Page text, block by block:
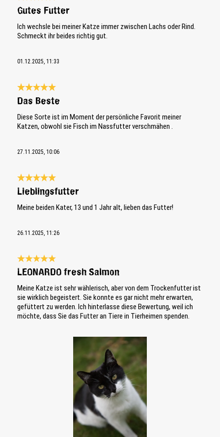
Bewertung mit 5 von 5 Sternen
Gutes Futter
Ich wechsle bei meiner Katze immer zwischen Lachs oder Rind.
Schmeckt ihr beides richtig gut.
01.12.2025, 11:33
Bewertung mit 5 von 5 Sternen
Das Beste
Diese Sorte ist im Moment der persönliche Favorit meiner
Katzen, obwohl sie Fisch im Nassfutter verschmähen .
27.11.2025, 10:06
Bewertung mit 5 von 5 Sternen
Lieblingsfutter
Meine beiden Kater, 13 und 1 Jahr alt, lieben das Futter!
26.11.2025, 11:26
Bewertung mit 5 von 5 Sternen
LEONARDO fresh Salmon
Meine Katze ist sehr wählerisch, aber von dem Trockenfutter ist
sie wirklich begeistert. Sie konnte es gar nicht mehr erwarten,
gefüttert zu werden. Ich hinterlasse diese Bewertung, weil ich
möchte, dass Sie das Futter an Tiere in Tierheimen spenden.